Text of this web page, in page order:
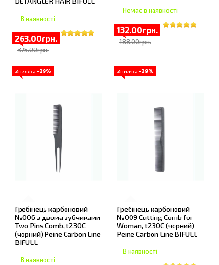
В наявності
263.00грн.
375.00грн.
Немає в наявності
132.00грн.
188.00грн.
Знижка -29%
Гребінець карбоновий
№006 з двома зубчиками
Two Pins Comb, t230С
(чорний) Peine Carbon Line
BIFULL
В наявності
Знижка -29%
Гребінець карбоновий
№009 Cutting Comb for
Woman, t230С (чорний)
Peine Carbon Line BIFULL
В наявності